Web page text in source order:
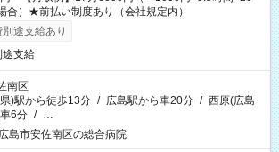
合）★前払い制度あり（会社規定内）
途支給あり
途支給
南区
)駅から徒歩13分 / 広島駅から車20分 / 西原(広島
6分 / …
島市安佐南区の総合病院